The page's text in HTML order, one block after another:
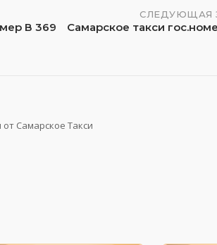
В 369
СЛЕДУЮЩАЯ
Самарское такси
Самарское Такси